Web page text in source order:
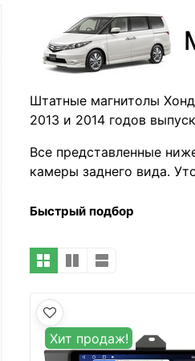
Штатные магнитолы
2013 и 2014 годов
Все представленные
камеры заднего вида.
Быстрый подбор
Хит продаж!